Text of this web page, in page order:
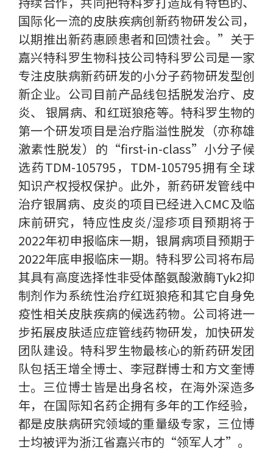
国际化一流的皮肤疾病创新药物研发公司，
以期推出新药惠顾患者和回馈社会。”关于
嘉兴特科罗生物科技公司特科罗公司是一家
专注皮肤病新药研发的小分子药物研发型创
新企业。公司目前产品线包括脱发治疗、皮
炎、 银屑病、和红斑狼疮等。特科罗生物的
第一个研发项目是治疗脂溢性脱发（亦称雄
激素性脱发）的“first-in-class”小分子候
选药TDM-105795，TDM-105795拥有全球
知识产权授权保护。此外，新药研发管线中
治疗银屑病、皮炎的项目已经进入CMC及临
床前研究，特应性皮炎/湿疹项目预期将于
2022年初申报临床一期，银屑病项目预期于
2022年底申报临床一期。特科罗公司将布局
其具有高度选择性非受体酪氨酸激酶Tyk2抑
制剂作为系统性治疗红斑狼疮和其它自身免
疫性相关皮肤疾病的候选药物。公司将进一
步拓展皮肤适应症管线药物研发，加快研发
团队建设。特科罗生物最核心的新药研发团
队包括王增全博士、李冠群博士和方文奎博
士。三位博士皆是出身名校，在海外深造多
年，在国际知名药企拥有多年的工作经验，
都是皮肤病研究领域的重量级专家，三位博
士均被评为浙江省嘉兴市的“领军人才”。